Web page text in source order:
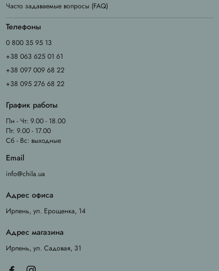
Часто задаваемые вопросы (FAQ)
Телефоны
0 800 35 95 13
+38 063 625 01 61
+38 097 009 68 22
+38 095 276 68 22
График работы
Пн - Чт: 9.00 - 18.00
Пт: 9.00 - 17.00
Сб - Вс: выходные
Email
info@chila.ua
Адрес офиса
Ирпень, ул. Ерощенка, 14
Адрес магазина
Ирпень, ул. Садовая, 31